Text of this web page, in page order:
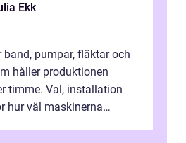
Ekk
band, pumpar, fläktar och
håller produktionen
timme. Val, installation
hur väl maskinerna